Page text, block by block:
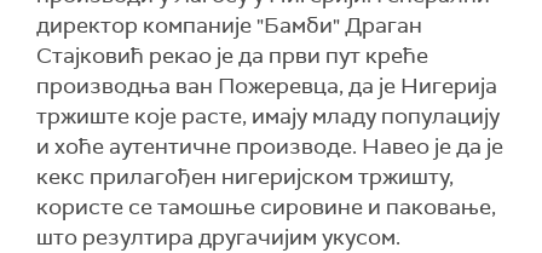
директор компаније "Бамби" Драган
Стајковић рекао је да први пут креће
производња ван Пожеревца, да је Нигерија
тржиште које расте, имају младу популацију
и хоће аутентичне производе. Навео је да је
кекс прилагођен нигеријском тржишту,
користе се тамошње сировине и паковање,
што резултира другачијим укусом.